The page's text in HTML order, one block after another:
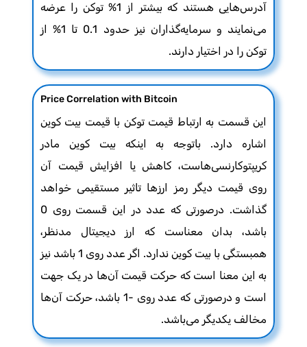
آدرس‌هایی هستند که بیشتر از 1% توکن را عرضه
می‌نمایند و سرمایه‌گذاران نیز حدود 0.1 تا 1% از
توکن را در اختیار دارند.
Price Correlation with Bitcoin
این قسمت به ارتباط قیمت توکن با قیمت بیت کوین
اشاره دارد. باتوجه به اینکه بیت کوین مادر
کریپتوکارنسی‌هاست، کاهش یا افزایش قیمت آن
روی قیمت دیگر رمز ارزها تاثیر مستقیمی خواهد
گذاشت. درصورتی که عدد در این قسمت روی 0
باشد، بدان معناست که ارز دیجیتال مدنظر،
همبستگی با بیت کوین ندارد. اگر عدد روی 1 باشد نیز
به این معنا است که حرکت قیمت آن‌ها در یک جهت
است و درصورتی که عدد روی -1 باشد، حرکت آن‌ها
مخالف یکدیگر می‌باشد.